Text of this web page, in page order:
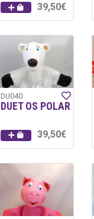
39,50€
DU040
DUET OS POLAR
39,50€